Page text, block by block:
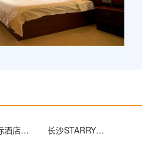
盖亚国际酒店（长沙东塘店） 长沙STARRY星栈（芙蓉广场地铁口店）